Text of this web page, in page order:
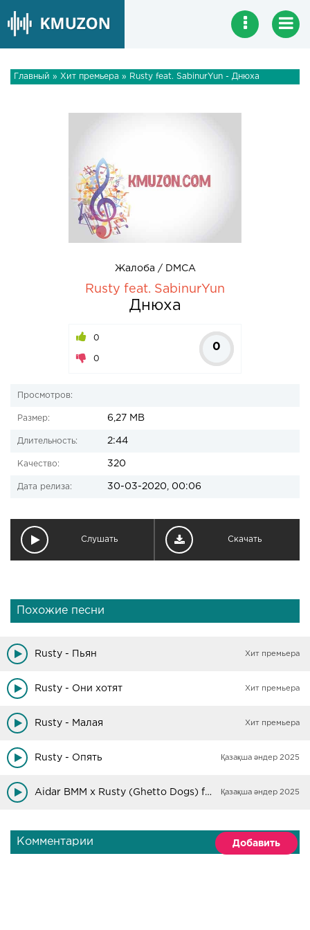
Главный » Хит премьера » Rusty feat. SabinurYun - Днюха
Жалоба / DMCA
Rusty feat. SabinurYun
Днюха
0
0
0
Просмотров:
Размер: 6,27 MB
Длительность: 2:44
Качество: 320
Дата релиза: 30-03-2020, 00:06
Слушать Скачать
Похожие песни
Rusty - Пьян Хит премьера
Rusty - Они хотят Хит премьера
Rusty - Малая Хит премьера
Rusty - Опять Қазақша әндер 2025
Aidar BMM х Rusty (Ghetto Dogs) feat. Martoven - Ностальгия Қазақша әндер 2025
Комментарии Добавить